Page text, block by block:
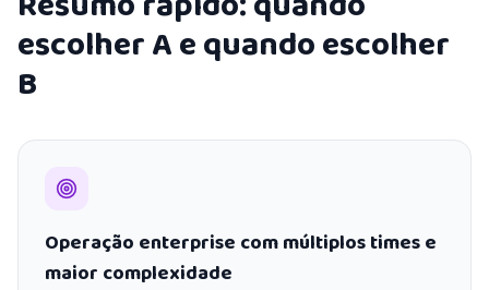
escolher A e quando escolher
B
Operação enterprise com múltiplos times e
maior complexidade